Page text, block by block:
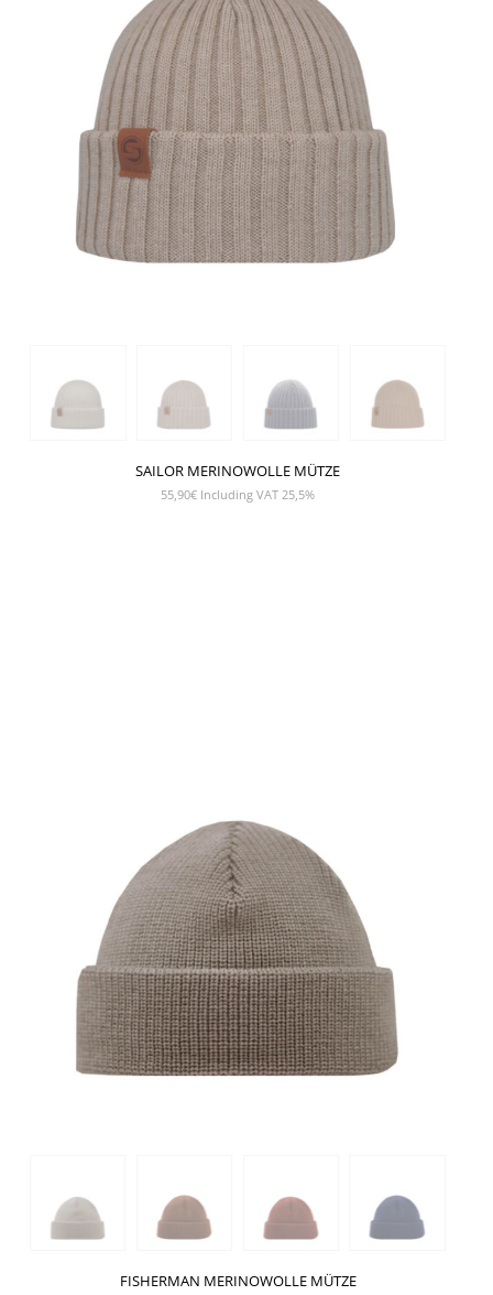
SAILOR MERINOWOLLE MÜTZE
55,90€ Including VAT 25,5%
FISHERMAN MERINOWOLLE MÜTZE